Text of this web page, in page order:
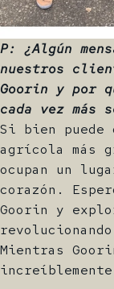
P: ¿Algún
nuestros
Goorin y por
cada vez más
Si bien puede
agrícola más
ocupan un
corazón.
Goorin y
Mientras